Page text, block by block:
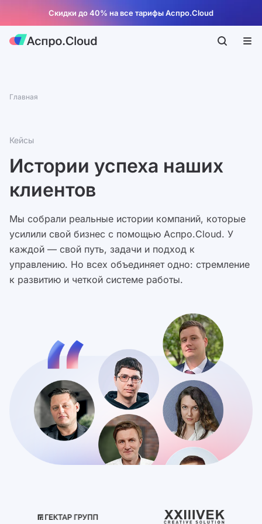
Скидки до 40% на все тарифы Аспро.Cloud
Главная
Кейсы
Истории успеха наших
клиентов
Мы собрали реальные истории компаний, которые
усилили свой бизнес с помощью Аспро.Cloud. У
каждой — свой путь, задачи и подход к
управлению. Но всех объединяет одно: стремление
к развитию и четкой системе работы.